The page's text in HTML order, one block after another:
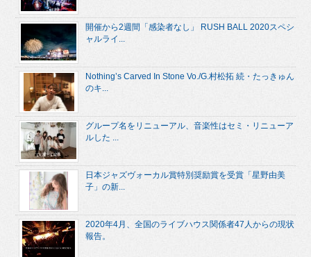
開催から2週間「感染者なし」 RUSH BALL 2020スペシ
ャルライ...
Nothing’s Carved In Stone Vo./G.村松拓 続・たっきゅん
のキ...
グループ名をリニューアル、音楽性はセミ・リニューア
ルした ...
日本ジャズヴォーカル賞特別奨励賞を受賞「星野由美
子」の新...
2020年4月、全国のライブハウス関係者47人からの現状
報告。